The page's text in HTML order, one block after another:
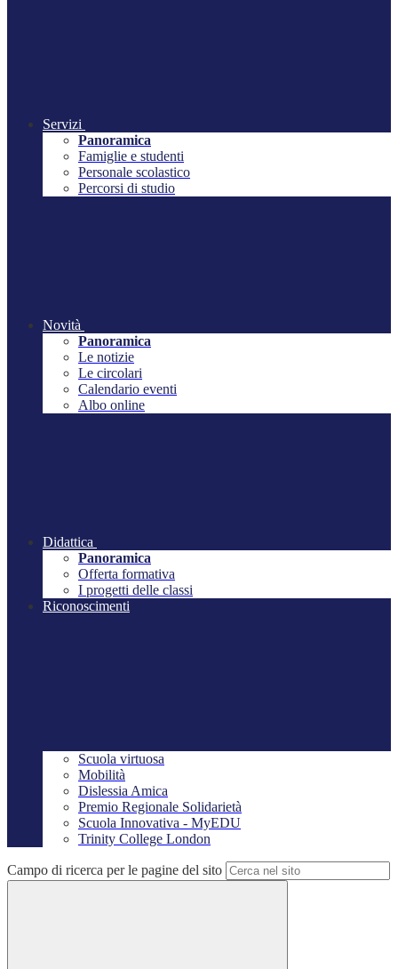
Servizi
Panoramica
Famiglie e studenti
Personale scolastico
Percorsi di studio
Novità
Panoramica
Le notizie
Le circolari
Calendario eventi
Albo online
Didattica
Panoramica
Offerta formativa
I progetti delle classi
Riconoscimenti
Scuola virtuosa
Mobilità
Dislessia Amica
Premio Regionale Solidarietà
Scuola Innovativa - MyEDU
Trinity College London
Campo di ricerca per le pagine del sito